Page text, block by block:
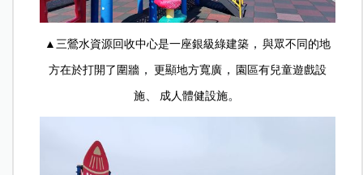
▲三鶯水資源回收中心是一座銀級綠建築，與眾不同的地
方在於打開了圍牆 ， 更顯地方寬廣， 園區有兒童遊戲設
施、 成人體健設施。